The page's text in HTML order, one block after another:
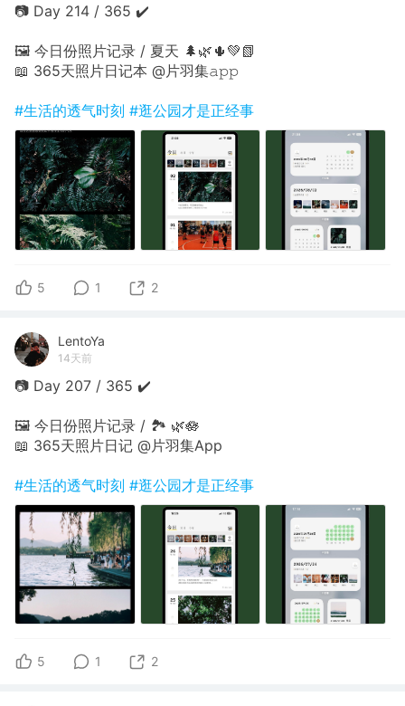
📷 Day 214 / 365 ✔️
🖼 今日份照片记录 / 夏天 🌲🌿🌵💚📗
📖 365天照片日记本 @片羽集𝚊𝚙𝚙
#生活的透气时刻 #逛公园才是正经事
5 1 2
LentoYa
14天前
📷 Day 207 / 365 ✔️
🖼 今日份照片记录 / 🏞 🌿🪷
📖 365天照片日记 @片羽集App
#生活的透气时刻 #逛公园才是正经事
5 1 2